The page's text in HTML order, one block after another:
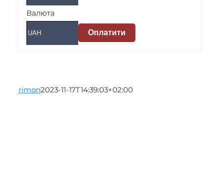
Валюта
Оплатити
rimon2023-11-17T14:39:03+02:00